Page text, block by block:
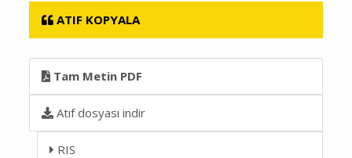
ATIF KOPYALA
Tam Metin PDF
Atıf dosyası indir
RIS